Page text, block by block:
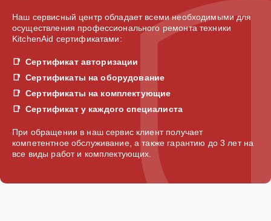
Наш сервисный центр обладает всеми необходимыми для
осуществления профессионального ремонта техники
KitchenAid сертификатами:
Сертификат авторизации
Сертификаты на оборудование
Сертификаты на комплектующие
Сертификат у каждого специалиста
При обращении в наш сервис клиент получает
компетентное обслуживание, а также гарантию до 3 лет на
все виды работ и комплектующих.